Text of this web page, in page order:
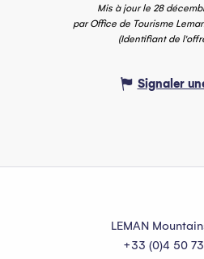
Mis à jour le 28
par Office de Tourisme
(Identifiant de
Signaler
LEMAN
+33 (0)4 50